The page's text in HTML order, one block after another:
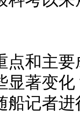
和主要
显著变
船记者